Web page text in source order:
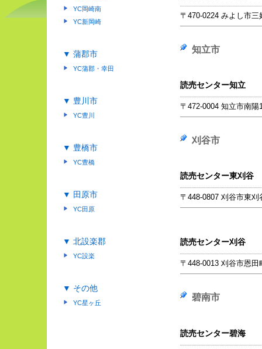
YC岡崎南
YC新岡崎
▼ 蒲郡市
YC蒲郡・幸田
▼ 豊川市
YC豊川
▼ 豊橋市
YC豊橋
▼ 田原市
YC田原
▼ 北設楽郡
YC設楽
▼ その他
YC星ヶ丘
〒470-0224 みよし市
知立市
読売センター知立
〒472-0004 知立市南陽
刈谷市
読売センター東刈谷
〒448-0807 刈谷市東刈
読売センター刈谷
〒448-0013 刈谷市恩田
碧南市
読売センター碧海